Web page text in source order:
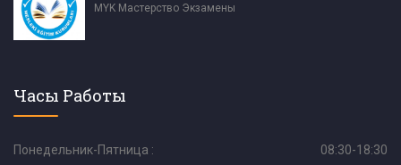
MYK Мастерство Экзамены
Часы Работы
Понедельник-Пятница : 08:30-18:30